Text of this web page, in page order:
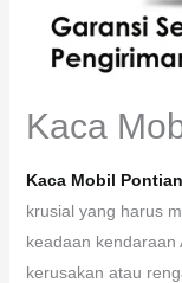
Kaca
Kaca Mobil
krusial yang harus
keadaan kendaraan
kerusakan atau